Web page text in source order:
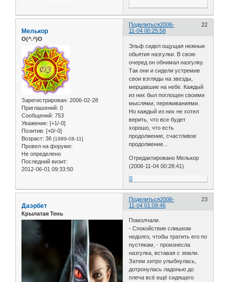
Поделиться 22
2006-
11-04 00:25:58
Мелькор
O(^.^)O
Зарегистрирован: 2006-02-28
Приглашений: 0
Сообщений: 753
Уважение: [+1/-0]
Позитив: [+0/-0]
Возраст: 36 [1989-08-11]
Провел на форуме:
Не определено
Последний визит:
2012-06-01 09:33:50
Эльф сидел ощущая нежные
обьятия назгулки. В свою
очеред он обнимал назгулку.
Так они и сидели устремив
свои взгляды на звезды,
мерцавшие на небе. Каждый
из них был поглощен своими
мыслями, переживаниями.
Но каждый из них не хотел
верить, что все будет
хорошо, что есть
продолжение, счастливое
продолжение...
Отредактировано Мелькор
(2006-11-04 00:28:41)
0
Поделиться 23
2006-
11-04 01:09:46
Даэрбет
Крылатая Тень
Помолчали.
- Спокойствие слишком
недолго, чтобы тратить его по
пустякам, - произнесла
назгулка, вставая с земли.
Затем хитро улыбнулась,
дотронулась ладонью до
плеча всё ещё сидящего